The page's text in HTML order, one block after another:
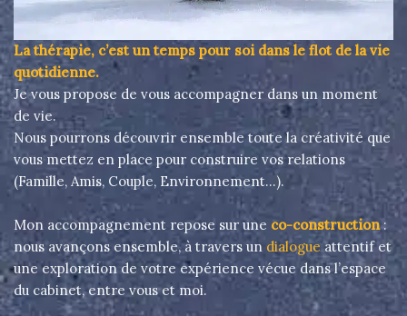
La thérapie, c’est un temps pour soi dans le flot de la vie
quotidienne.
Je vous propose de vous accompagner dans un moment
de vie.
Nous pourrons découvrir ensemble toute la créativité que
vous mettez en place pour construire vos relations
(Famille, Amis, Couple, Environnement…).
Mon accompagnement repose sur une co-construction:
nous avançons ensemble, à travers un dialogueattentif et
une exploration de votre expérience vécue dans l’espace
du cabinet, entre vous et moi.